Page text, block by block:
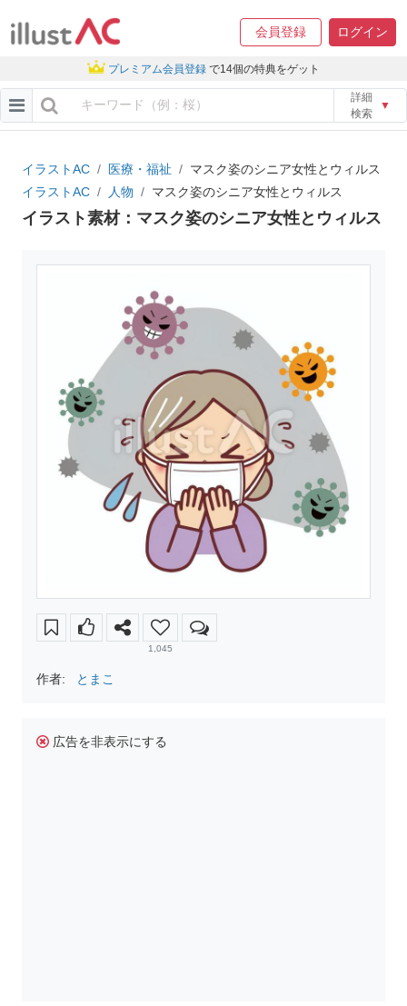
会員登録 ログイン
プレミアム会員登録 で14個の特典をゲット
詳細
検索
▼
イラストAC 医療・福祉
マスク姿のシニア女性とウィルス
イラストAC
人物 マスク姿のシニア女性とウィルス
イラスト素材：マスク姿のシニア女性とウィルス
1,045
作者: とまこ
広告を非表示にする